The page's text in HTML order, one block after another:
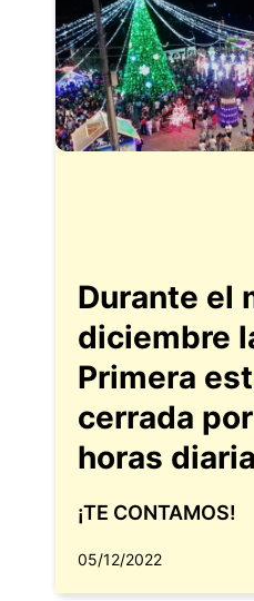
Durante el
diciembre
Primera
cerrada
horas
¡TE CONTAMOS!
05/12/2022